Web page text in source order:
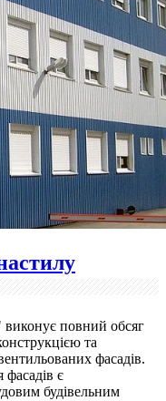
повний обсяг
та
фасадів.
є
будівельним